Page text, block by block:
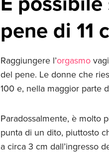
pene di 11
Raggiungere l’orgasmo
del pene. Le donne che
100 e, nella maggior parte
Paradossalmente, è molto
punta di un dito, piuttosto
a circa 3 cm dall’ingresso